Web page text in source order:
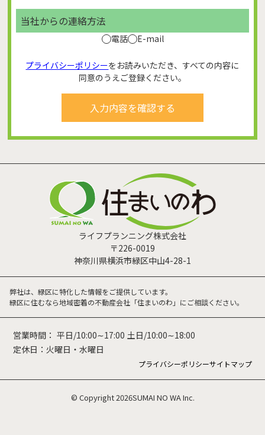
当社からの連絡方法
電話 E-mail
プライバシーポリシーをお読みいただき、すべての内容に
同意のうえご登録ください。
弊社は、緑区に特化した情報をご提供しています。
緑区に住むなら地域密着の不動産会社「住まいのわ」にご相談ください。
ライフプランニング株式会社
〒226-0019
神奈川県横浜市緑区中山4-28-1
営業時間： 平日/10:00∼17:00 土日/10:00∼18:00
定休日：火曜日・水曜日
プライバシーポリシーサイトマップ
© Copyright 2026SUMAI NO WA Inc.